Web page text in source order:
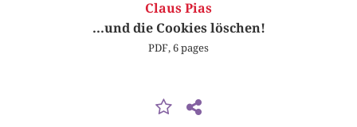
Claus Pias
...und die Cookies löschen!
PDF, 6 pages